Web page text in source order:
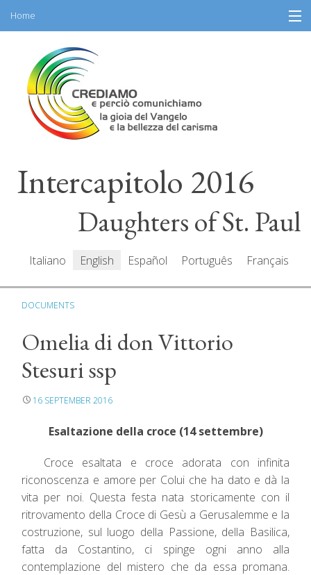
content
Home
Information
General Program
Participants
Resources
Intercapitolo 2016
Daughters of St. Paul
Italiano English Español Português Français
DOCUMENTS
Omelia di don Vittorio
Stesuri ssp
16 SEPTEMBER 2016
Esaltazione della croce (14settembre)
Croce esaltata e croce adorata con infinita
riconoscenza e amore per Colui che ha dato e dà la
vita per noi. Questa festa nata storicamente con il
ritrovamento della Croce di Gesù a Gerusalemme e la
costruzione, sul luogo della Passione, della Basilica,
fatta da Costantino, ci spinge ogni anno alla
contemplazione del mistero che da essa promana.